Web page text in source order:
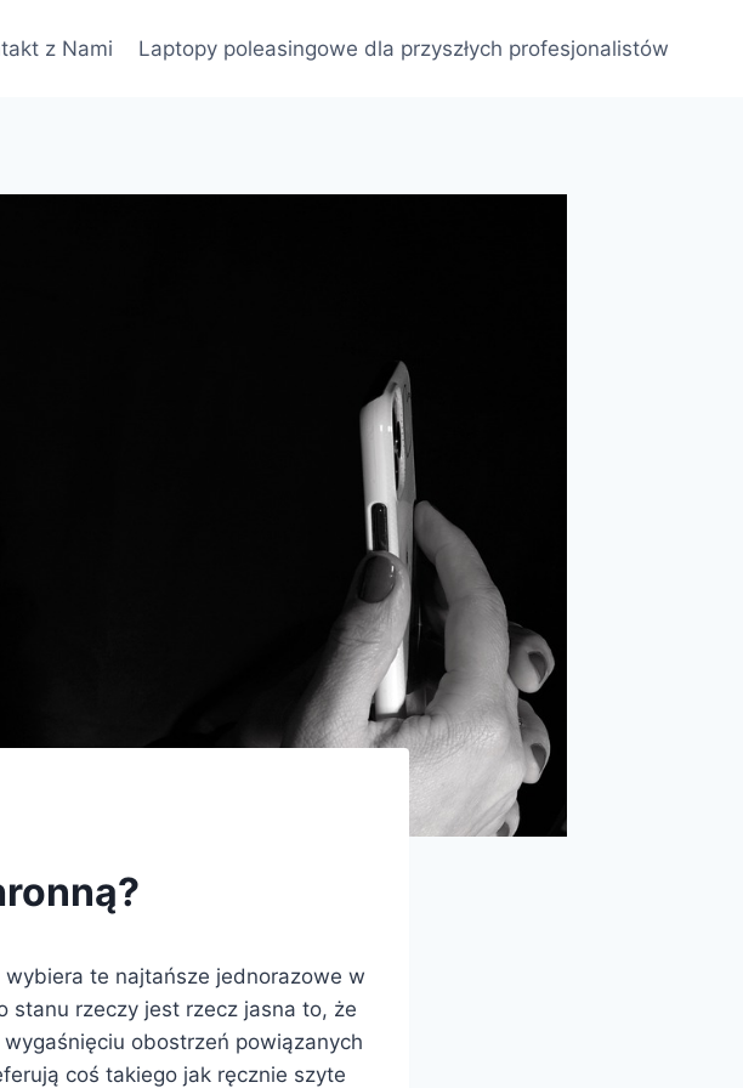
z Nami Laptopy poleasingowe dla przyszłych profesjonalistów
te najtańsze jednorazowe w
stanu rzeczy jest rzecz jasna to, że
obostrzeń powiązanych
coś takiego jak ręcznie szyte